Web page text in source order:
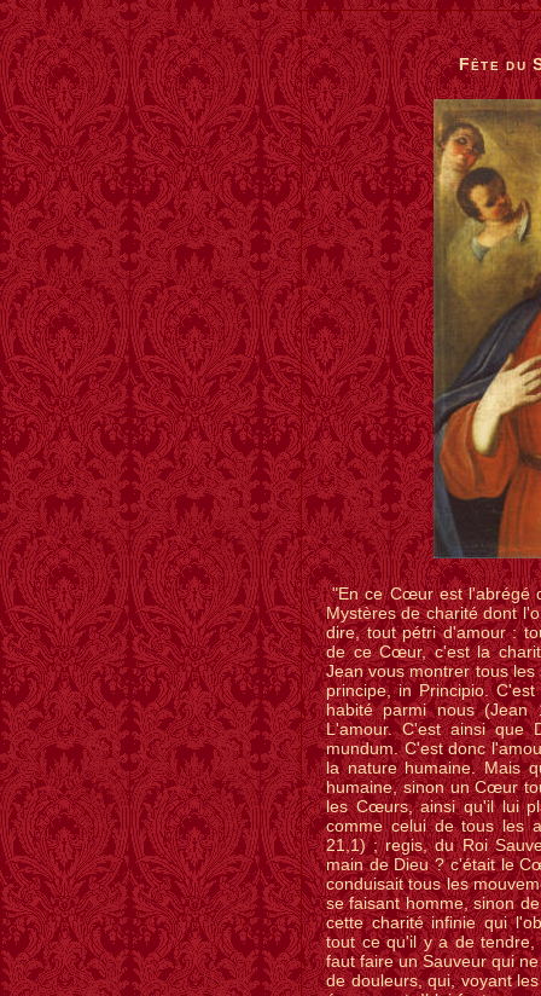
Fête du
"En ce Cœur est l'abrégé
Mystères de charité dont
dire, tout pétri d'amour :
de ce Cœur, c'est la
Jean vous montrer tous
principe, in Principio.
habité parmi nous
L'amour. C'est ainsi que
mundum. C'est donc
la nature humaine. Mais
humaine, sinon un Cœur
les Cœurs, ainsi qu'il lui
comme celui de tous les
21,1) ; regis, du Roi
main de Dieu ? c'était le
conduisait tous les
se faisant homme, sinon
cette charité infinie qui
tout ce qu'il y a de
faut faire un Sauveur qui
de douleurs, qui, voyant